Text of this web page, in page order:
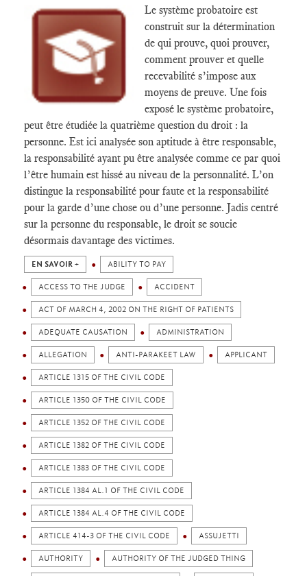
Le système probatoire est
construit sur la détermination
de qui prouve, quoi prouver,
comment prouver et quelle
recevabilité s’impose aux
moyens de preuve. Une fois
exposé le système probatoire,
peut être étudiée la quatrième question du droit : la
personne. Est ici analysée son aptitude à être responsable,
la responsabilité ayant pu être analysée comme ce par quoi
l’être humain est hissé au niveau de la personnalité. L’on
distingue la responsabilité pour faute et la responsabilité
pour la garde d’une chose ou d’une personne. Jadis centré
sur la personne du responsable, le droit se soucie
désormais davantage des victimes.
EN SAVOIR + ABILITY TO PAY
ACCESS TO THE JUDGE ACCIDENT
ACT OF MARCH 4, 2002 ON THE RIGHT OF PATIENTS
ADEQUATE CAUSATION ADMINISTRATION
ALLEGATION ANTI-PARAKEET LAW APPLICANT
ARTICLE 1315 OF THE CIVIL CODE
ARTICLE 1350 OF THE CIVIL CODE
ARTICLE 1352 OF THE CIVIL CODE
ARTICLE 1382 OF THE CIVIL CODE
ARTICLE 1383 OF THE CIVIL CODE
ARTICLE 1384 AL.1 OF THE CIVIL CODE
ARTICLE 1384 AL.4 OF THE CIVIL CODE
ARTICLE 414-3 OF THE CIVIL CODE ASSUJETTI
AUTHORITY AUTHORITY OF THE JUDGED THING